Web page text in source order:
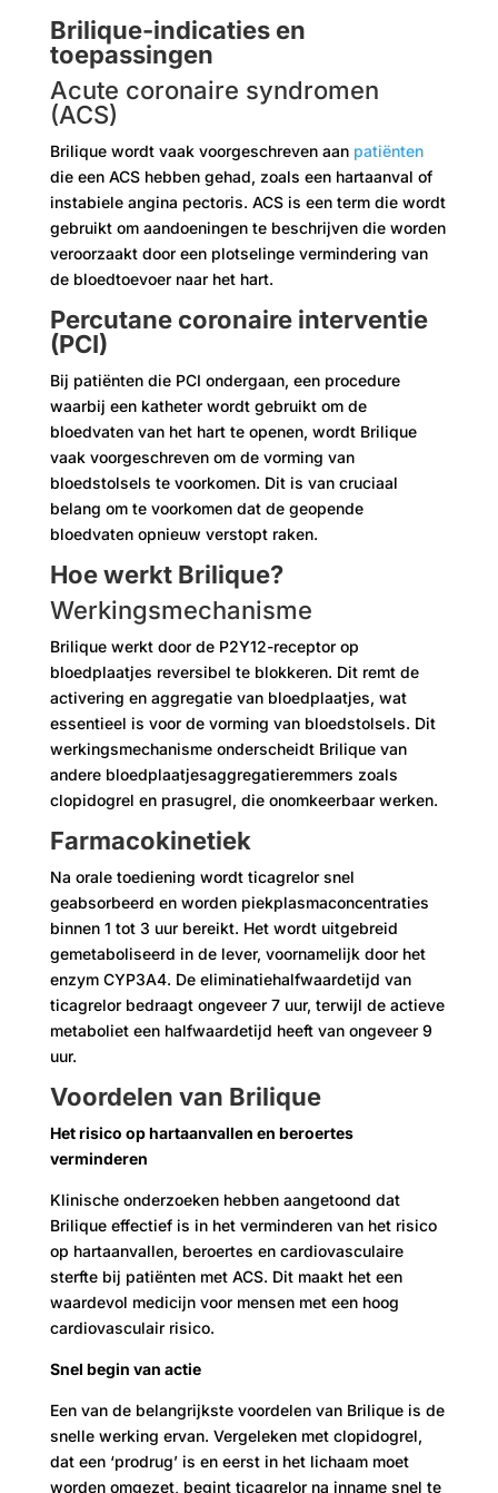
Brilique-indicaties en
toepassingen
Acute coronaire syndromen
(ACS)
Brilique wordt vaak voorgeschreven aan patiënten
die een ACS hebben gehad, zoals een hartaanval of
instabiele angina pectoris. ACS is een term die wordt
gebruikt om aandoeningen te beschrijven die worden
veroorzaakt door een plotselinge vermindering van
de bloedtoevoer naar het hart.
Percutane coronaire interventie
(PCI)
Bij patiënten die PCI ondergaan, een procedure
waarbij een katheter wordt gebruikt om de
bloedvaten van het hart te openen, wordt Brilique
vaak voorgeschreven om de vorming van
bloedstolsels te voorkomen. Dit is van cruciaal
belang om te voorkomen dat de geopende
bloedvaten opnieuw verstopt raken.
Hoe werkt Brilique?
Werkingsmechanisme
Brilique werkt door de P2Y12-receptor op
bloedplaatjes reversibel te blokkeren. Dit remt de
activering en aggregatie van bloedplaatjes, wat
essentieel is voor de vorming van bloedstolsels. Dit
werkingsmechanisme onderscheidt Brilique van
andere bloedplaatjesaggregatieremmers zoals
clopidogrel en prasugrel, die onomkeerbaar werken.
Farmacokinetiek
Na orale toediening wordt ticagrelor snel
geabsorbeerd en worden piekplasmaconcentraties
binnen 1 tot 3 uur bereikt. Het wordt uitgebreid
gemetaboliseerd in de lever, voornamelijk door het
enzym CYP3A4. De eliminatiehalfwaardetijd van
ticagrelor bedraagt ​​ongeveer 7 uur, terwijl de actieve
metaboliet een halfwaardetijd heeft van ongeveer 9
uur.
Voordelen van Brilique
Het risico op hartaanvallen en beroertes
verminderen
Klinische onderzoeken hebben aangetoond dat
Brilique effectief is in het verminderen van het risico
op hartaanvallen, beroertes en cardiovasculaire
sterfte bij patiënten met ACS. Dit maakt het een
waardevol medicijn voor mensen met een hoog
cardiovasculair risico.
Snel begin van actie
Een van de belangrijkste voordelen van Brilique is de
snelle werking ervan. Vergeleken met clopidogrel,
dat een ‘prodrug’ is en eerst in het lichaam moet
worden omgezet, begint ticagrelor na inname snel te